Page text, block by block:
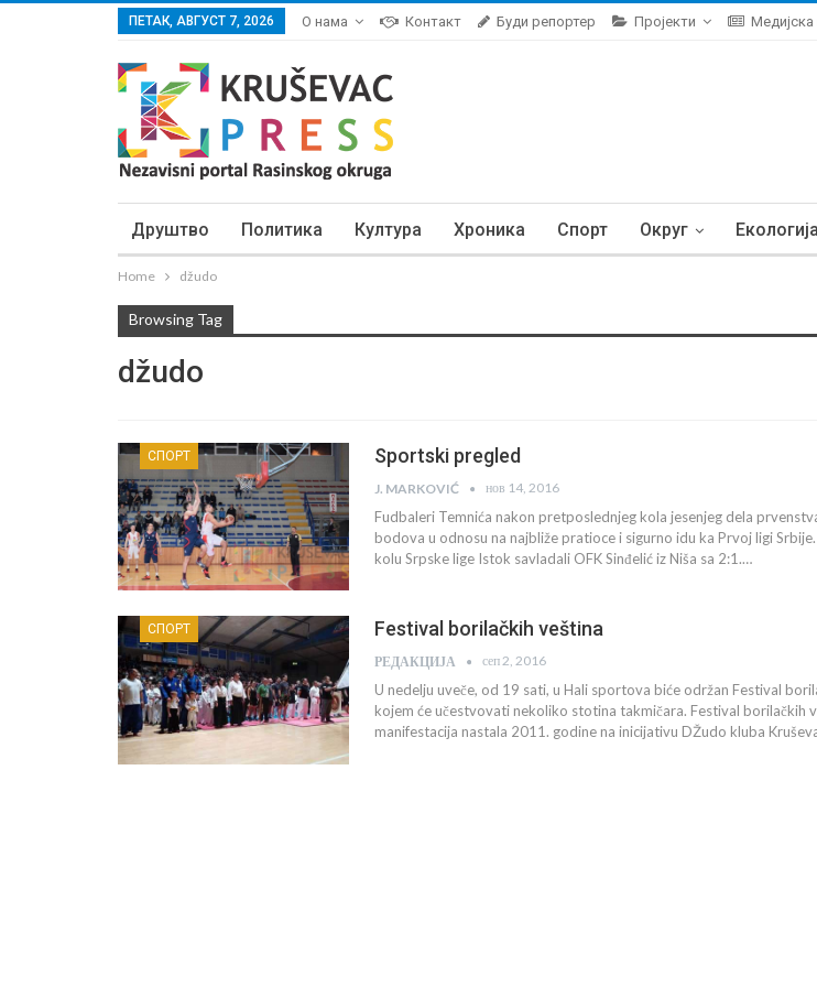
ПЕТАК, АВГУСТ 7, 2026 О нама Контакт Буди репортер Пројекти
Друштво Политика Култура Хроника Спорт Округ Екологија
Home džudo
Browsing Tag
džudo
СПОРТ Sportski pregled
J. MARKOVIĆ нов 14, 2016
Fudbaleri Temnića nakon pretposlednjeg kola jesenjeg dela
bodova u odnosu na najbliže pratioce i sigurno idu ka Prvoj ligi
kolu Srpske lige Istok savladali OFK Sinđelić iz Niša sa 2:1.…
СПОРТ Festival borilačkih veština
РЕДАКЦИЈА сеп 2, 2016
U nedelju uveče, od 19 sati, u Hali sportova biće održan Festival
kojem će učestvovati nekoliko stotina takmičara. Festival borilačkih
manifestacija nastala 2011. godine na inicijativu DŽudo kluba